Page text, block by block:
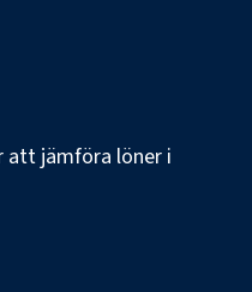
att jämföra löner i